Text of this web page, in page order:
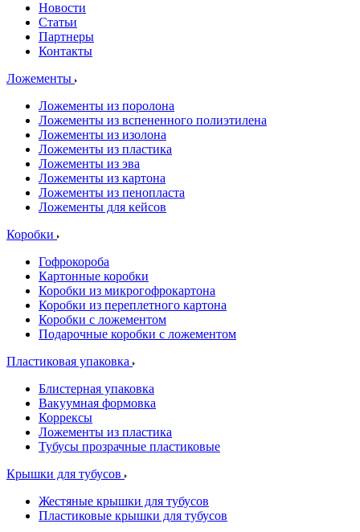
Новости
Статьи
Партнеры
Контакты
Ложементы
Ложементы из поролона
Ложементы из вспененного полиэтилена
Ложементы из изолона
Ложементы из пластика
Ложементы из эва
Ложементы из картона
Ложементы из пенопласта
Ложементы для кейсов
Коробки
Гофрокороба
Картонные коробки
Коробки из микрогофрокартона
Коробки из переплетного картона
Коробки с ложементом
Подарочные коробки с ложементом
Пластиковая упаковка
Блистерная упаковка
Вакуумная формовка
Коррексы
Ложементы из пластика
Тубусы прозрачные пластиковые
Крышки для тубусов
Жестяные крышки для тубусов
Пластиковые крышки для тубусов